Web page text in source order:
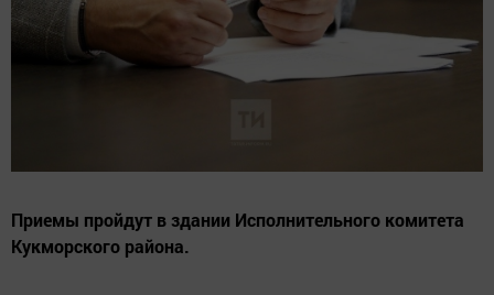
Приемы пройдут в здании Исполнительного комитета
Кукморского района.